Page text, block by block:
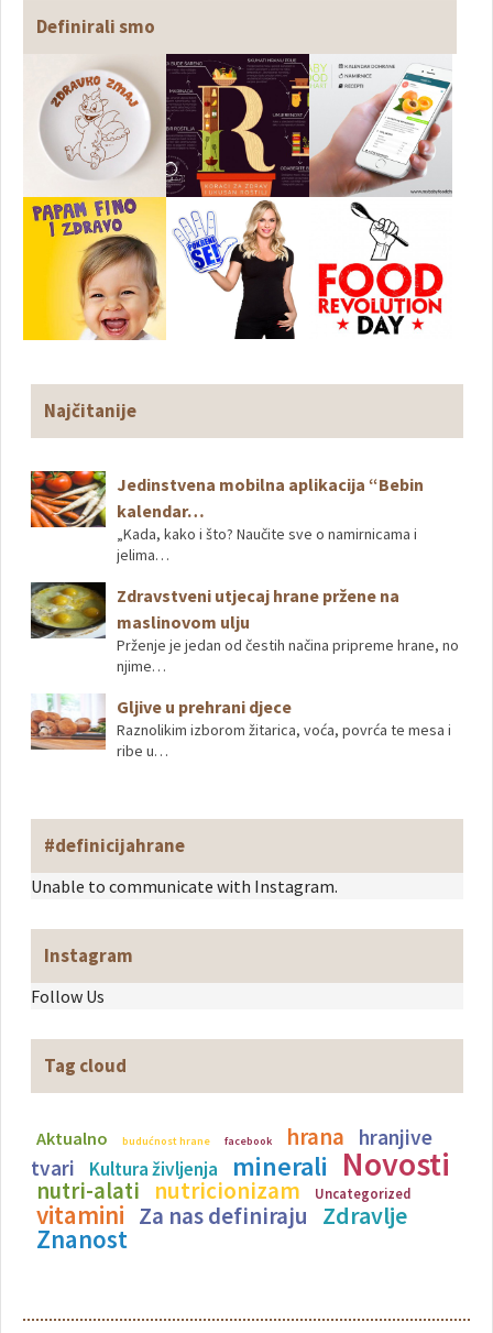
Definirali smo
Najčitanije
Jedinstvena mobilna aplikacija “Bebin
kalendar…
„Kada, kako i što? Naučite sve o namirnicama i
jelima…
Zdravstveni utjecaj hrane pržene na
maslinovom ulju
Prženje je jedan od čestih načina pripreme hrane, no
njime…
Gljive u prehrani djece
Raznolikim izborom žitarica, voća, povrća te mesa i
ribe u…
#definicijahrane
Unable to communicate with Instagram.
Instagram
Follow Us
Tag cloud
Aktualno budućnost hrane facebook hrana
hranjive
tvari
Kultura življenja minerali Novosti
nutri-alati nutricionizam Uncategorized
vitamini Za nas definiraju Zdravlje
Znanost